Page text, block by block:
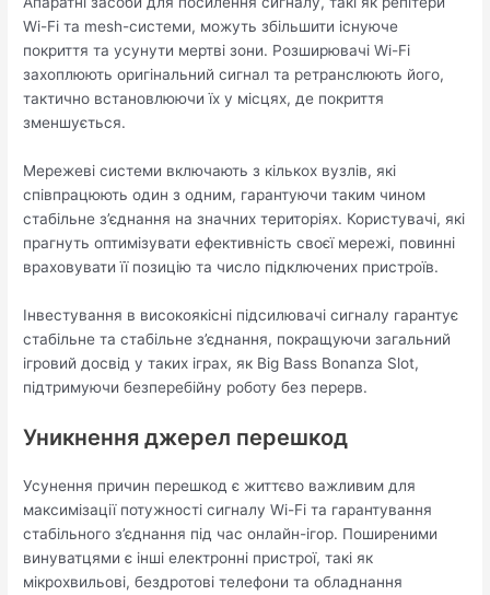
Wi-Fi та mesh-системи, можуть збільшити існуюче
покриття та усунути мертві зони. Розширювачі Wi-Fi
захоплюють оригінальний сигнал та ретранслюють його,
тактично встановлюючи їх у місцях, де покриття
зменшується.
Мережеві системи включають з кількох вузлів, які
співпрацюють один з одним, гарантуючи таким чином
стабільне з’єднання на значних територіях. Користувачі, які
прагнуть оптимізувати ефективність своєї мережі, повинні
враховувати її позицію та число підключених пристроїв.
Інвестування в високоякісні підсилювачі сигналу гарантує
стабільне та стабільне з’єднання, покращуючи загальний
ігровий досвід у таких іграх, як Big Bass Bonanza Slot,
підтримуючи безперебійну роботу без перерв.
Уникнення джерел перешкод
Усунення причин перешкод є життєво важливим для
максимізації потужності сигналу Wi-Fi та гарантування
стабільного з’єднання під час онлайн-ігор. Поширеними
винуватцями є інші електронні пристрої, такі як
мікрохвильові, бездротові телефони та обладнання